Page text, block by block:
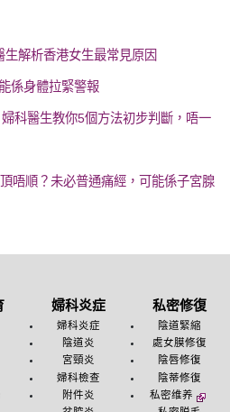
解析香港女生最常見原因
係身體拉緊警報
科醫生教你5個方法初步判斷，唔一
唔順？未必普通痛經，可能係子宮腺
婦科炎症
婦科炎症
陰道炎
宮頸炎
婦科檢查
附件炎
私密修復
陰道緊縮
處女膜修復
陰唇修復
陰蒂修復
私密维养